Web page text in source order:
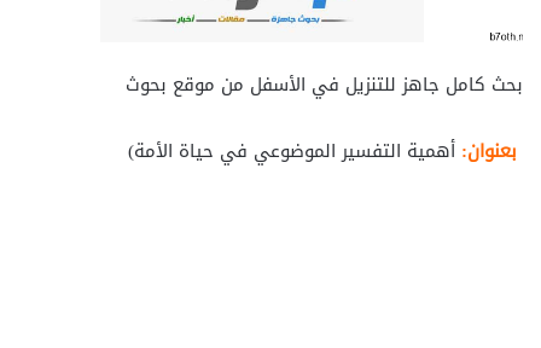
بحث كامل جاهز للتنزيل في الأسفل من موقع بحوث
بعنوان: أهمية التفسير الموضوعي في حياة الأمة)